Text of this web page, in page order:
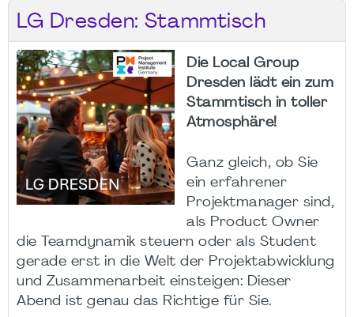
LG Dresden: Stammtisch
Die Local Group
Dresden lädt ein zum
Stammtisch in toller
Atmosphäre!
Ganz gleich, ob Sie
ein erfahrener
Projektmanager sind,
als Product Owner
die Teamdynamik steuern oder als Student
gerade erst in die Welt der Projektabwicklung
und Zusammenarbeit einsteigen: Dieser
Abend ist genau das Richtige für Sie.